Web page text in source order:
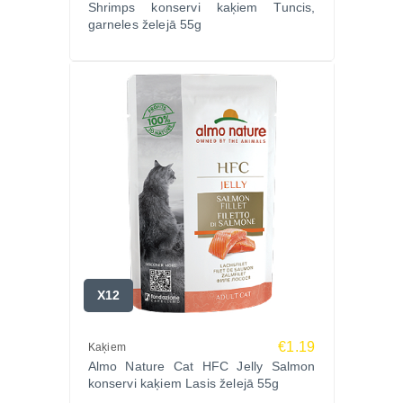
Analītiskās sastāvdaļas: kopproteīni 14,5%, koptauki
Almo Nature, Itālija – starptautiski atzīts zīmols, kas
piedāvā dabīgus un caurspīdīgus produktus kaķiem,
balstoties uz ilgtspēju un HFC kvalitāti.
Ko saka saimnieki?
“Kaķim ļoti garšo sardīnes želejā – ēd ar lielu
“Patīk, ka sastāvā nav nekā lieka – tikai tīrs un
dabisks uzturs.”
regulāras lietošanas.”
Biežāk uzdotie jautājumi (FAQ):
Shrimps konservi kaķiem Tuncis,
garneles želejā 55g
X12
Kaķiem €1.19
Almo Nature Cat HFC Jelly Salmon
konservi kaķiem Lasis želejā 55g